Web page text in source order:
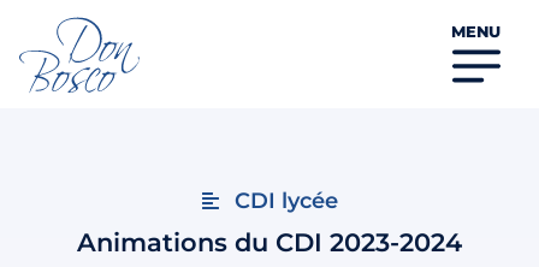
MENU
CDI lycée
Animations du CDI 2023-2024